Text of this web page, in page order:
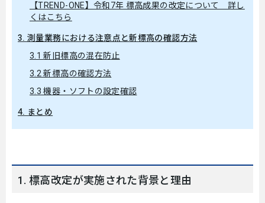
【TREND-ONE】令和7年 標高成果の改定について 詳し
くはこちら
3. 測量業務における注意点と新標高の確認方法
3.1 新旧標高の混在防止
3.2 新標高の確認方法
3.3 機器・ソフトの設定確認
4. まとめ
1. 標高改定が実施された背景と理由